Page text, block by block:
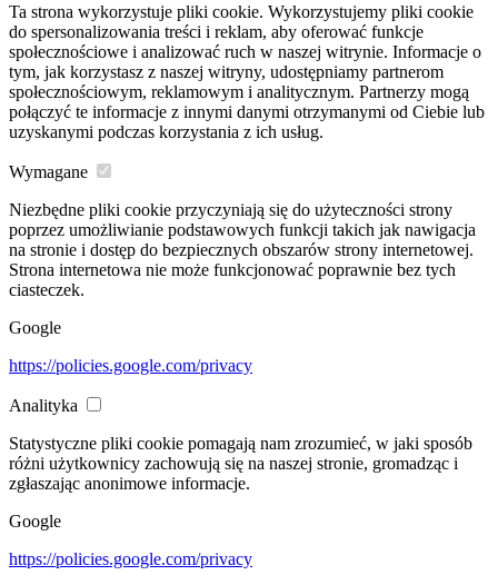
Ta strona wykorzystuje pliki cookie. Wykorzystujemy pliki cookie
do spersonalizowania treści i reklam, aby oferować funkcje
społecznościowe i analizować ruch w naszej witrynie. Informacje o
tym, jak korzystasz z naszej witryny, udostępniamy partnerom
społecznościowym, reklamowym i analitycznym. Partnerzy mogą
połączyć te informacje z innymi danymi otrzymanymi od Ciebie lub
uzyskanymi podczas korzystania z ich usług.
Wymagane
Niezbędne pliki cookie przyczyniają się do użyteczności strony
poprzez umożliwianie podstawowych funkcji takich jak nawigacja
na stronie i dostęp do bezpiecznych obszarów strony internetowej.
Strona internetowa nie może funkcjonować poprawnie bez tych
ciasteczek.
Google
https://policies.google.com/privacy
Analityka
Statystyczne pliki cookie pomagają nam zrozumieć, w jaki sposób
różni użytkownicy zachowują się na naszej stronie, gromadząc i
zgłaszając anonimowe informacje.
Google
https://policies.google.com/privacy